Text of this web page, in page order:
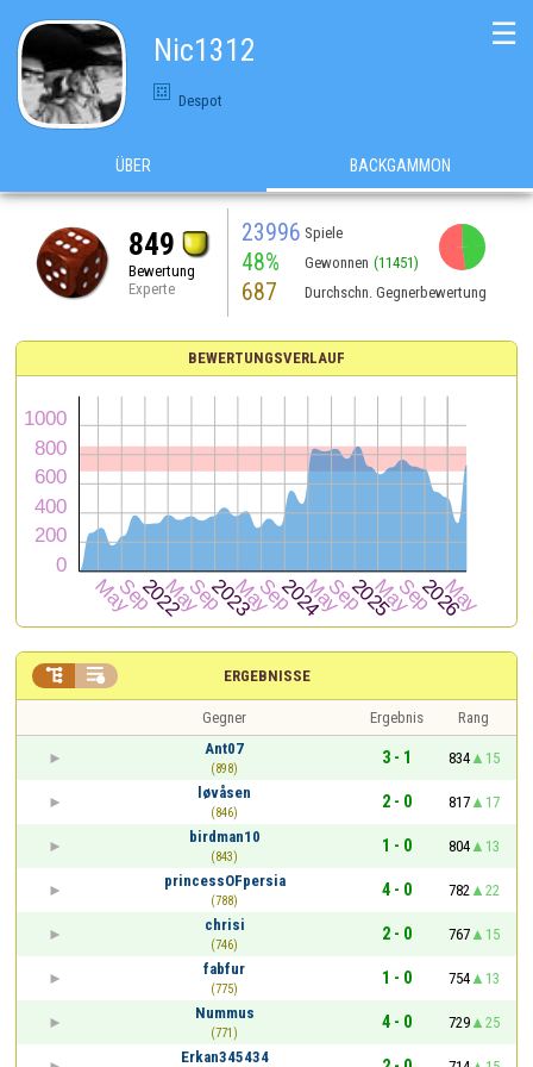
Nic1312
Despot
☰
ÜBER BACKGAMMON
849
Bewertung
Experte
23996 Spiele
48% Gewonnen (11451)
687 Durchschn. Gegnerbewertung
BEWERTUNGSVERLAUF
ERGEBNISSE
 
Gegner Ergebnis
Rang
Ant07
(898)
3 - 1 834
15
løvåsen
(846)
2 - 0 817
17
birdman10
(843)
1 - 0 804
13
princessOFpersia
(788)
4 - 0 782
22
chrisi
(746)
2 - 0 767
15
fabfur
(775)
1 - 0 754
13
Nummus
(771)
4 - 0 729
25
Erkan345434